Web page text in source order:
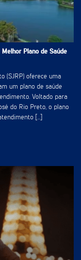
Plano de Saúde
(SJRP) oferece uma
um plano de saúde
Voltado para
do Rio Preto, o plano
[...]